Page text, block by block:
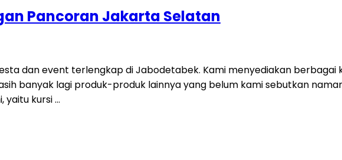
Pancoran Jakarta Selatan
dan event terlengkap di Jabodetabek. Kami menyediakan
banyak lagi produk-produk lainnya yang belum kami sebutkan
yaitu kursi …